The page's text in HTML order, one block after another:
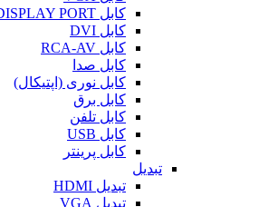
کابل DISPLAY PORT
کابل DVI
کابل RCA-AV
کابل صدا
کابل نوری (اپتیکال)
کابل برق
کابل تلفن
کابل USB
کابل پرینتر
تبدیل
تبدیل HDMI
تبدیل VGA